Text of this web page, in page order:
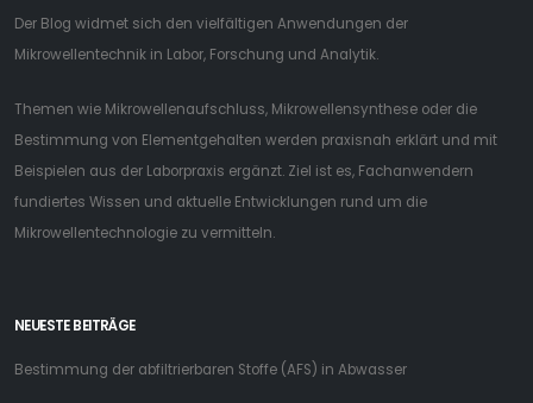
Der Blog widmet sich den vielfältigen Anwendungen der
Mikrowellentechnik in Labor, Forschung und Analytik.
Themen wie Mikrowellenaufschluss, Mikrowellensynthese oder die
Bestimmung von Elementgehalten werden praxisnah erklärt und mit
Beispielen aus der Laborpraxis ergänzt. Ziel ist es, Fachanwendern
fundiertes Wissen und aktuelle Entwicklungen rund um die
Mikrowellentechnologie zu vermitteln.
NEUESTE BEITRÄGE
Bestimmung der abfiltrierbaren Stoffe (AFS) in Abwasser